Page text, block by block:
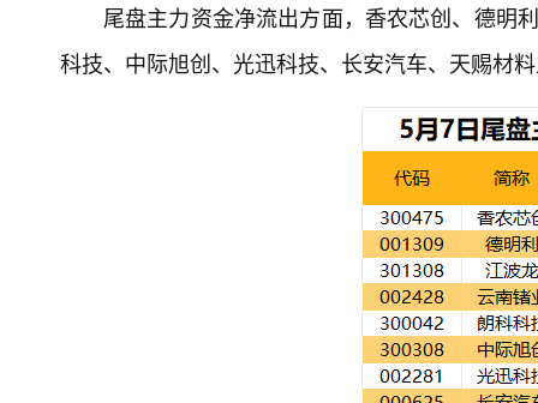
尾盘主力资金净流出方面，香农芯创、德明
科技、中际旭创、光迅科技、长安汽车、天赐材